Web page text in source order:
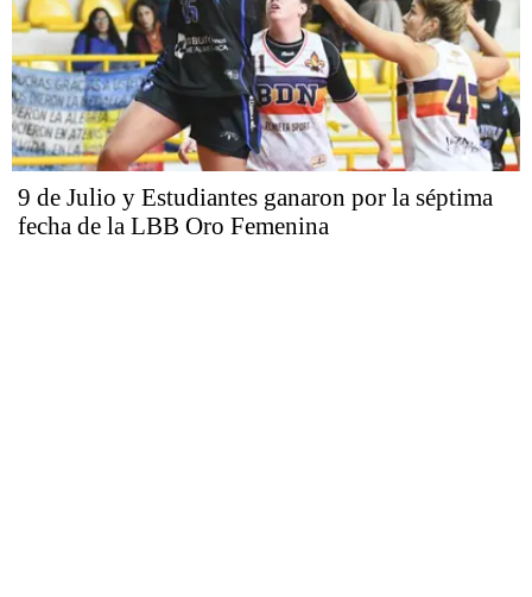
9 de Julio y Estudiantes ganaron por la séptima
fecha de la LBB Oro Femenina